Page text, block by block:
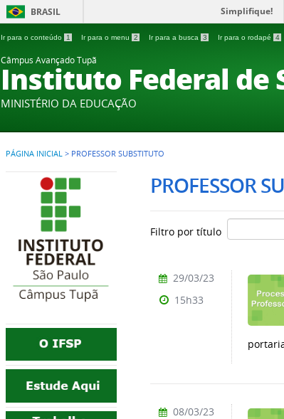
BRASIL Simplifique!
Ir para o conteúdo 1 Ir para o menu 2 Ir para a busca 3 Ir para o rodapé 4
Câmpus Avançado Tupã
Instituto Federal de
MINISTÉRIO DA EDUCAÇÃO
PÁGINA INICIAL > PROFESSOR SUBSTITUTO
PROFESSOR
Filtro por título
portaria
29/03/23
15h33
08/03/23